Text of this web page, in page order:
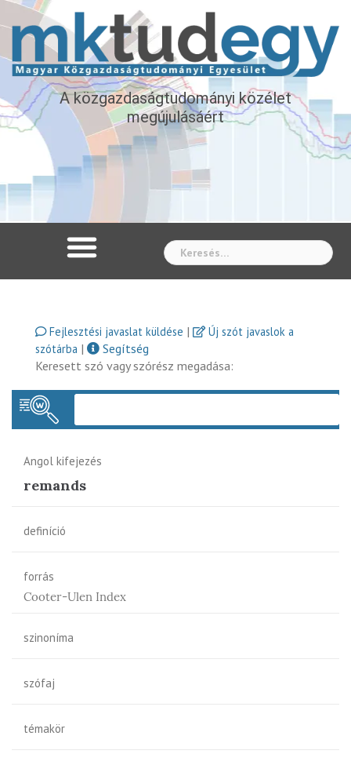
A közgazdaságtudományi közélet
megújulásáért
Fejlesztési javaslat küldése |
Új szót javaslok a
szótárba |
Segítség
Keresett szó vagy szórész megadása:
Angol kifejezés
remands
definíció
forrás
Cooter-Ulen Index
szinoníma
szófaj
témakör